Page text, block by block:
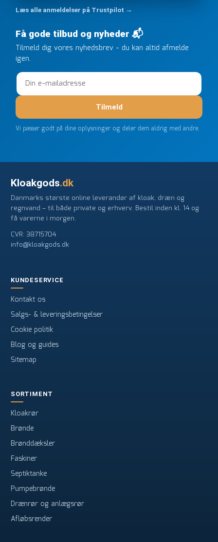
ikke kunne overholde en 2 måneder gammel aftale.
Jeg ringede onsdag kl 16, og min store ordre kom
dagen efter kl 6.45! Kan slet ikke få armene ned, og
næste gang jeg skal bruge noget, vil jeg ringe til dem
FØRST. De varmeste og venligste hilsner fra Rene
Læs alle anmeldelser på Trustpilot →
Få gode tilbud og nyheder 📬
Tilmeld dig vores nyhedsbrev - du kan altid afmelde
igen.
Tilmeld
Vi passer godt på dine oplysninger og deler dem aldrig med andre.
Kloakgods.dk
Danmarks største online leverandør af kloak, dræn og
regnvand – til både private og erhverv. Bestil inden kl. 14 og
få varerne i morgen.
CVR: 38715704
info@kloakgods.dk
KUNDESERVICE
Kontakt os
Salgs- & leveringsbetingelser
Cookie politik
Blog og guides
Sitemap
SORTIMENT
Kloakrør
Brønde
Brønddæksler
Faskiner
Septiktanke
Pumpebrønde
Drænrør og anlægsrør
Afløbsrender